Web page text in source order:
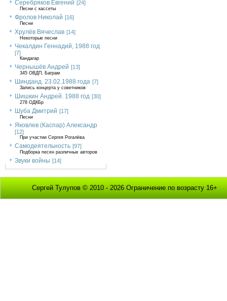
Серебряков Евгений [24]
Песни с кассеты
Фролов Николай [16]
Песни
Хрулёв Вячеслав [14]
Некоторые песни
Чекалдин Геннадий, 1988 год
[7]
Кандагар
Чернышёв Андрей [13]
345 ОВДП, Баграм
Шинданд. 23.02.1988 года [7]
Запись концерта у советников
Шишкин Андрей. 1988 год [30]
278 ОДКБр
Шуба Дмитрий [17]
Песни
Яковлев (Каспар) Александр
[12]
При участии Сергея Рогалёва
Самодеятельность [97]
Подборка песен различных авторов
Звуки войны [14]
Сергей Тулупов © 2010 - 2026 Ограничение по возрасту 16+